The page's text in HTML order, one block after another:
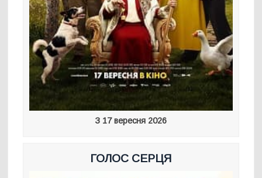
З 17 вересня 2026
ГОЛОС СЕРЦЯ